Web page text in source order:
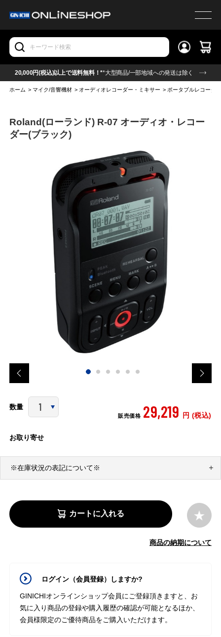
20,000円(税込)以上で送料無料！**大型商品/一部地域への発送は除く
ホーム >マイク/音響機材 > オーディオレコーダー・ミキサー > ポータブルレコーダ
Roland(ローランド) R-07 オーディオ・レコー
ダー(ブラック)
数量
販売価格 29,219 円 (税込)
お取り寄せ
※在庫状況の表記について※
カートに入れる
商品の納期について
ログイン（会員登録）しますか?
GINICHIオンラインショップ会員にご登録頂きますと、お
気に入り商品の登録や購入履歴の確認が可能となるほか、
会員様限定のご優待商品をご購入いただけます。